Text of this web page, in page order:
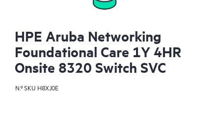
HPE Aruba Networking
Foundational Care 1Y 4HR
Onsite 8320 Switch SVC
N.º SKU H8XJ0E